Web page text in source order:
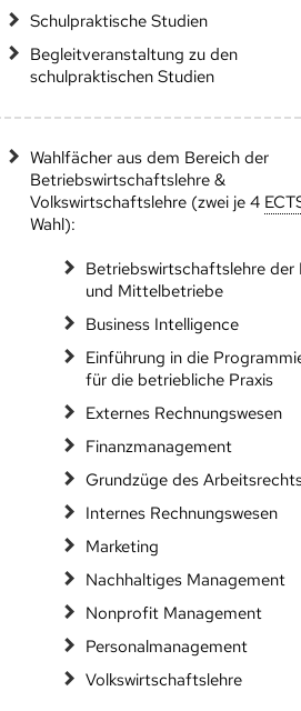
Schulpraktische Studien
Begleitveranstaltung zu den
schulpraktischen Studien
Wahlfächer aus dem Bereich der
Betriebswirtschaftslehre &
Volkswirtschaftslehre (zwei je 4
Wahl):
Betriebswirtschaftslehre der
und Mittelbetriebe
Business Intelligence
Einführung in die
für die betriebliche Praxis
Externes Rechnungswesen
Finanzmanagement
Grundzüge des
Internes Rechnungswesen
Marketing
Nachhaltiges Management
Nonprofit Management
Personalmanagement
Volkswirtschaftslehre